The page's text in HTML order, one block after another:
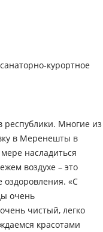
курортное
республики. Многие из
в Меренешты в
насладиться
воздухе – это
оздоровления. «С
очень
чистый, легко
красотами